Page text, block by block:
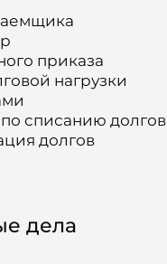
приказа
нагрузки
списанию долгов
долгов
дела